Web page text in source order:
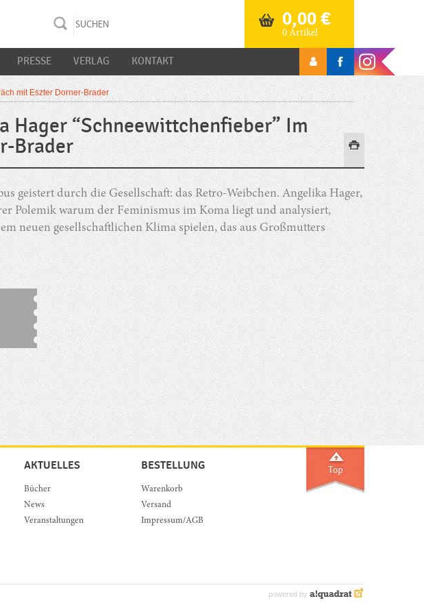
0,00€
0 Artikel
PRESSE VERLAG KONTAKT
mit Eszter Dorner-Brader
Hager “Schneewittchenfieber” Im
Brader
geistert durch die Gesellschaft: das Retro-Weibchen. Angelika Hager,
Polemik warum der Feminismus im Koma liegt und analysiert,
neuen gesellschaftlichen Klima spielen, das aus Großmutters
AKTUELLES
Bücher
News
Veranstaltungen
BESTELLUNG
Warenkorb
Versand
Impressum/AGB
powered by